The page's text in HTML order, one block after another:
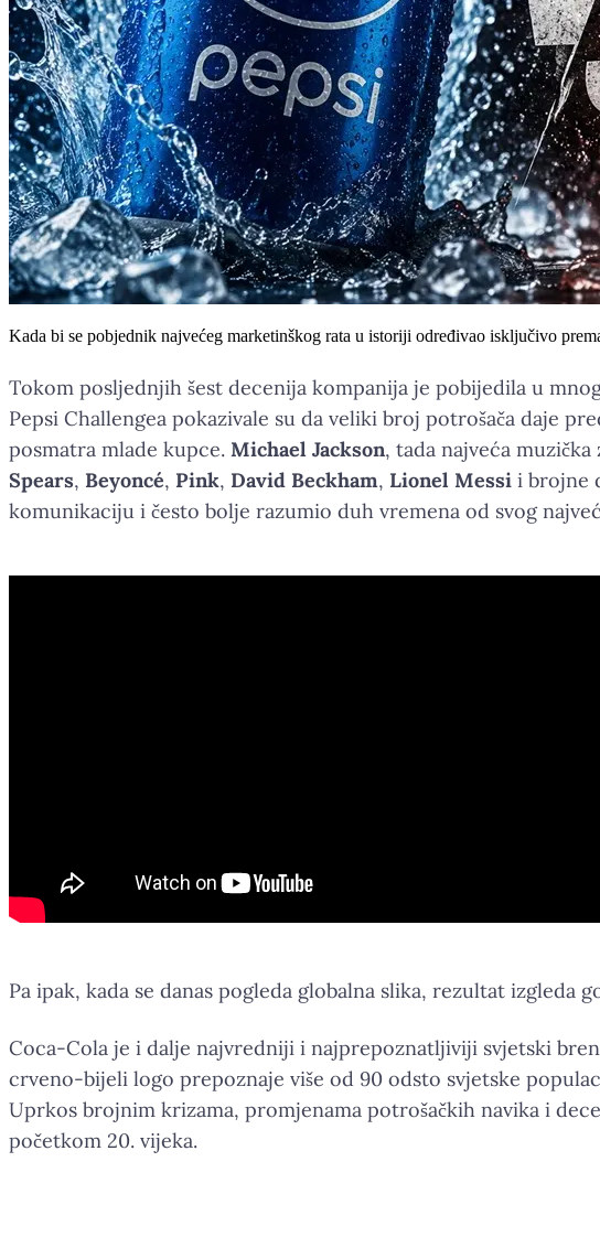
Kada bi se pobjednik najvećeg marketinškog rata u istoriji određivao isključivo
Tokom posljednjih šest decenija kompanija je pobijedila u
Pepsi Challengea pokazivale su da veliki broj potrošača daje
posmatra mlade kupce. Michael Jackson, tada najveća
Spears, Beyoncé, Pink, David Beckham, Lionel Messi i brojne
komunikaciju i često bolje razumio duh vremena od svog
Pa ipak, kada se danas pogleda globalna slika, rezultat izgleda
Coca-Cola je i dalje najvredniji i najprepoznatljiviji svjetski
crveno-bijeli logo prepoznaje više od 90 odsto svjetske
Uprkos brojnim krizama, promjenama potrošačkih navika i
početkom 20. vijeka.